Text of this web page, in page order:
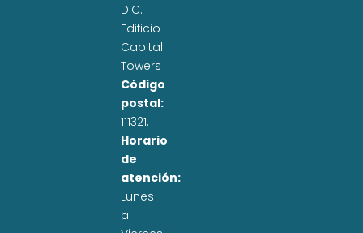
D.C.
Edificio
Capital
Towers
Código
postal:
111321.
Horario
de
atención:
Lunes
a